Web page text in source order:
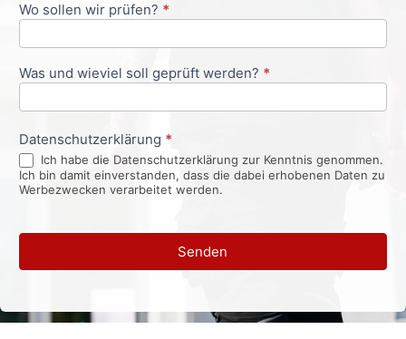
Wo sollen wir prüfen? *
Was und wieviel soll geprüft werden? *
Datenschutzerklärung *
Ich habe die Datenschutzerklärung zur Kenntnis genommen.
Ich bin damit einverstanden, dass die dabei erhobenen Daten zu
Werbezwecken verarbeitet werden.
Senden